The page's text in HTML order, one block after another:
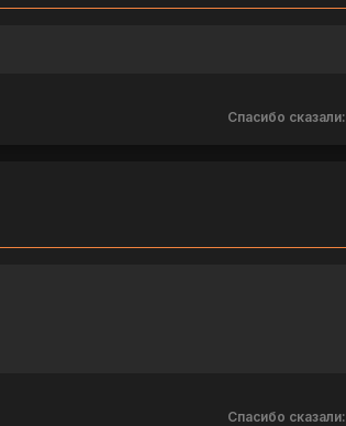
Спасибо сказали:
Спасибо сказали: